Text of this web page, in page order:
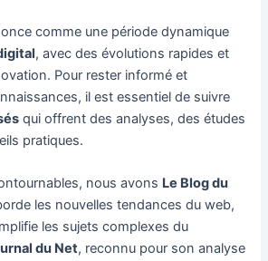
comme une période dynamique
, avec des évolutions rapides et
Pour rester informé et
il est essentiel de suivre
qui offrent des analyses, des études
pratiques.
nous avons Le Blog du
les nouvelles tendances du web,
les sujets complexes du
du Net, reconnu pour son analyse